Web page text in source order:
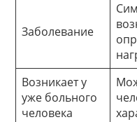
Заболевание
Возникает у
уже больного
человека